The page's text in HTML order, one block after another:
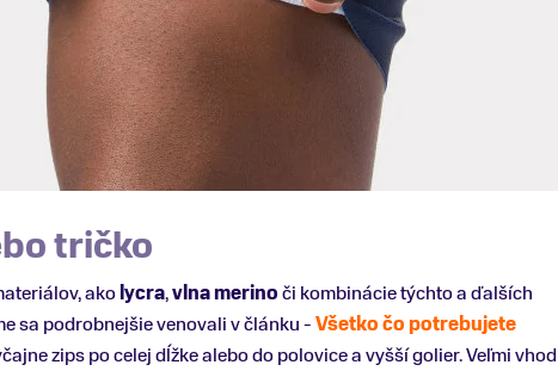
tričko
akolycra,vlna merinoči kombinácie týchto a ďalších
sa podrobnejšie venovali v článku -Všetko čo potrebujete
zips po celej dĺžke alebo do polovice a vyšší golier. Veľmi vhod